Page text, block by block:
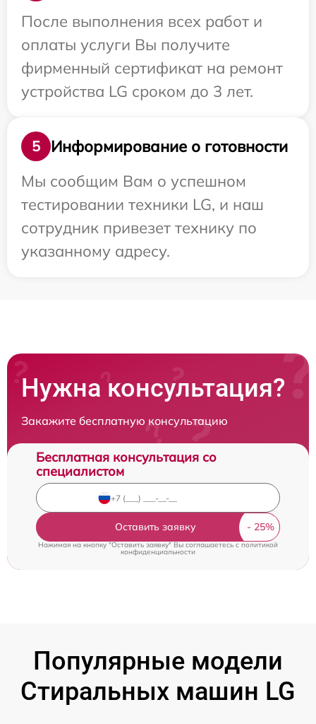
После выполнения всех работ и
оплаты услуги Вы получите
фирменный сертификат на ремонт
устройства LG сроком до 3 лет.
5
Информирование о готовности
Мы сообщим Вам о успешном
тестировании техники LG, и наш
сотрудник привезет технику по
указанному адресу.
Нужна консультация?
Закажите бесплатную консультацию
Бесплатная консультация со
специалистом
Оставить заявку
Нажимая на кнопку "Оставить заявку" Вы соглашаетесь cполитикой
конфиденциальности
Популярные модели
Стиральных машин LG